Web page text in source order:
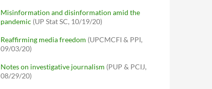
Misinformation and disinformation amid the
pandemic (UP Stat SC, 10/19/20)
Reaffirming media freedom (UPCMCFI & PPI,
09/03/20)
Notes on investigative journalism (PUP & PCIJ,
08/29/20)